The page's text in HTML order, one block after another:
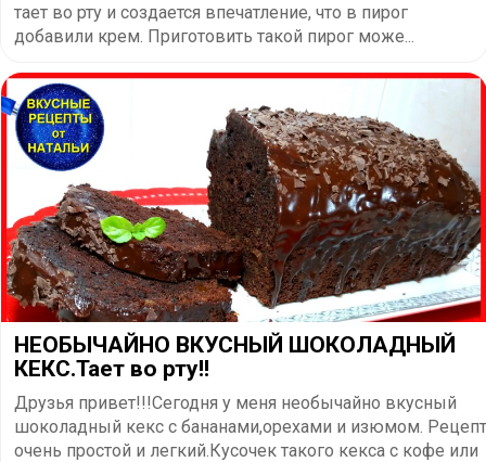
тает во рту и создается впечатление, что в пирог
добавили крем. Приготовить такой пирог може...
НЕОБЫЧАЙНО ВКУСНЫЙ ШОКОЛАДНЫЙ
КЕКС.Тает во рту!!
Друзья привет!!!Сегодня у меня необычайно вкусный
шоколадный кекс с бананами,орехами и изюмом. Рецепт
очень простой и легкий.Кусочек такого кекса с кофе или